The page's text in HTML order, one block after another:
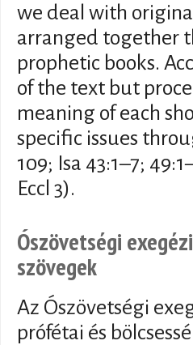
we deal with
arranged together
prophetic books.
of the text but
meaning of each
specific issues
109; Isa 43:1–7;
Eccl 3).
Ószövetségi
szövegek
Az Ószövetségi
prófétai és